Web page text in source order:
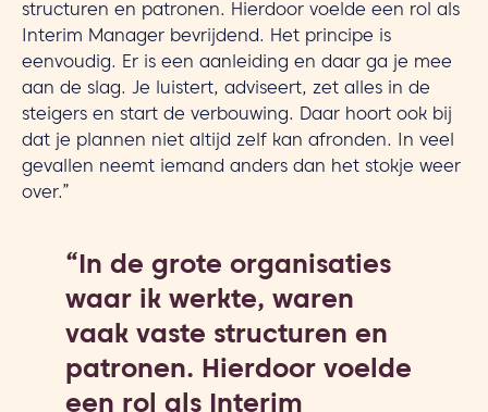
structuren en patronen. Hierdoor voelde een rol als
Interim Manager bevrijdend. Het principe is
eenvoudig. Er is een aanleiding en daar ga je mee
aan de slag. Je luistert, adviseert, zet alles in de
steigers en start de verbouwing. Daar hoort ook bij
dat je plannen niet altijd zelf kan afronden. In veel
gevallen neemt iemand anders dan het stokje weer
over.”
“In de grote organisaties
waar ik werkte, waren
vaak vaste structuren en
patronen. Hierdoor voelde
een rol als Interim